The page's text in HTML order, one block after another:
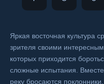
Яркая восточная культура
зрителя своими
которых приходится
сложные испытания.
реку бросаются